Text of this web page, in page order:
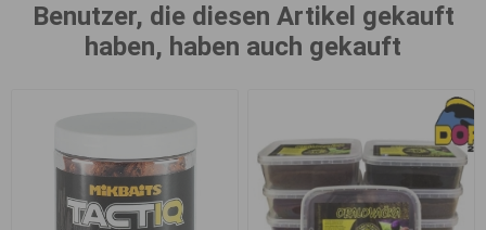
Benutzer, die diesen Artikel gekauft
haben, haben auch gekauft